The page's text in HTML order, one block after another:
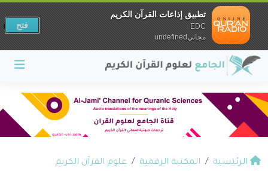
الرئيسية المكتبة الرقمية
علوم القرآن الكريم
تطبيق إذاعات القرآن الكريم
EDC
مجانيundefined
فتح